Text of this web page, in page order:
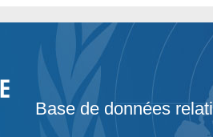
Base de données